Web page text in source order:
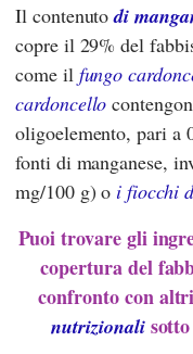
Il contenutodi
copre il 29% del
come il fungo
cardoncello
oligoelemento, pari a
fonti di manganese,
mg/100 g) o i fiocchi
Puoi trovare gli
copertura del
confronto con
nutrizionalisotto